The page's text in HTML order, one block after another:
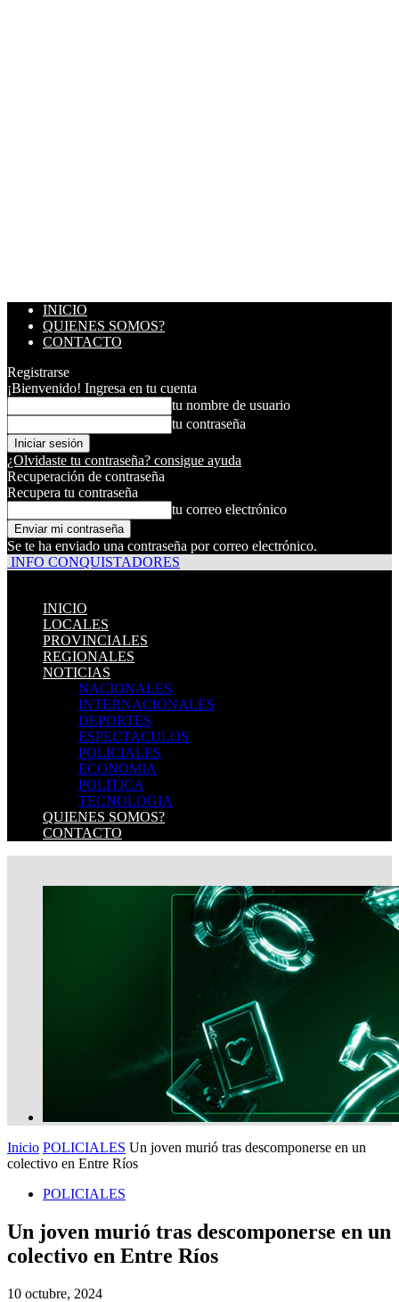
INICIO
QUIENES SOMOS?
CONTACTO
Registrarse
¡Bienvenido! Ingresa en tu cuenta
tu nombre de usuario
tu contraseña
¿Olvidaste tu contraseña? consigue ayuda
Recuperación de contraseña
Recupera tu contraseña
tu correo electrónico
Se te ha enviado una contraseña por correo electrónico.
INFO CONQUISTADORES
INICIO
LOCALES
PROVINCIALES
REGIONALES
NOTICIAS
NACIONALES
INTERNACIONALES
DEPORTES
ESPECTACULOS
POLICIALES
ECONOMIA
POLITICA
TECNOLOGIA
QUIENES SOMOS?
CONTACTO
Inicio POLICIALES Un joven murió tras descomponerse en un
colectivo en Entre Ríos
POLICIALES
Un joven murió tras descomponerse en un
colectivo en Entre Ríos
10 octubre, 2024